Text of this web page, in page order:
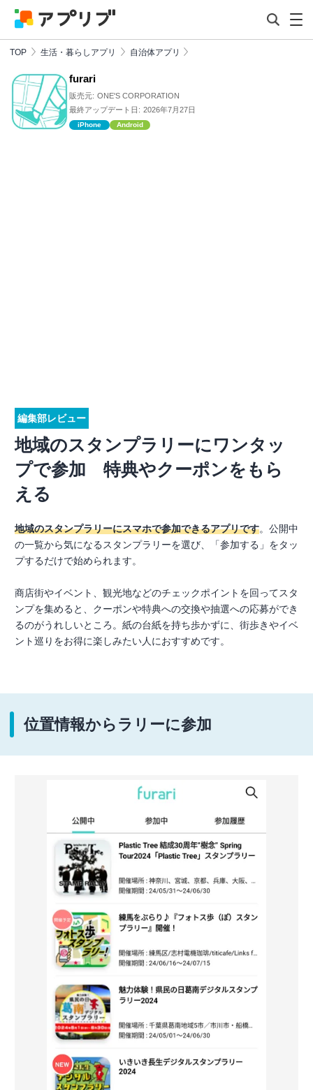
TOP 生活・暮らしアプリ 自治体アプリ
furari
販売元: ONE'S CORPORATION
最終アップデート日: 2026年7月27日
iPhone Android
編集部レビュー
地域のスタンプラリーにワンタッ
プで参加 特典やクーポンをもら
える
地域のスタンプラリーにスマホで参加できるアプリです。公開中
の一覧から気になるスタンプラリーを選び、「参加する」をタッ
プするだけで始められます。
商店街やイベント、観光地などのチェックポイントを回ってスタ
ンプを集めると、クーポンや特典への交換や抽選への応募ができ
るのがうれしいところ。紙の台紙を持ち歩かずに、街歩きやイベ
ント巡りをお得に楽しみたい人におすすめです。
位置情報からラリーに参加